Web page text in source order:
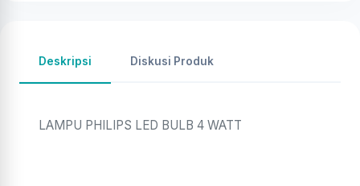
Deskripsi Diskusi Produk
LAMPU PHILIPS LED BULB 4 WATT